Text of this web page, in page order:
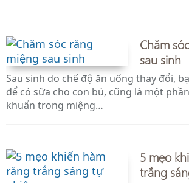
Chăm
sau sinh
Sau sinh do chế độ ăn uống thay đổi,
để có sữa cho con bú, cũng là một
khuẩn trong miệng…
5 mẹo
trắng